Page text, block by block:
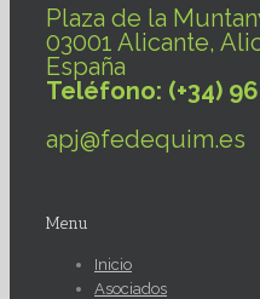
Plaza de la
03001 Alicante,
España
Teléfono: (+34)
apj@fedequim.es
Menu
Inicio
Asociados